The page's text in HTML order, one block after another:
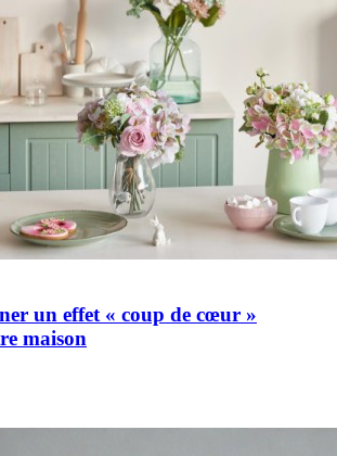
un effet « coup de cœur »
maison